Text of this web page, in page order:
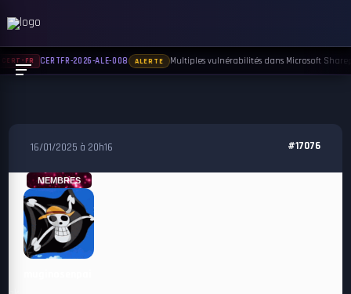
16/01/2025 à 20h16 #17076
MEMBRES
CERT-FR CERTFR-2026-ALE-008 ALERTE Multiples vulnérabilités dans Microsoft